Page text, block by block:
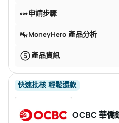
申請步驟
MoneyHero 產品分析
產品資訊
快速批核 輕鬆還款
OCBC 華僑